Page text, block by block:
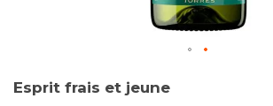
to
Esprit frais et jeune